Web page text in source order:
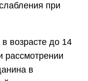
при
возрасте до 14
рассмотрении
в